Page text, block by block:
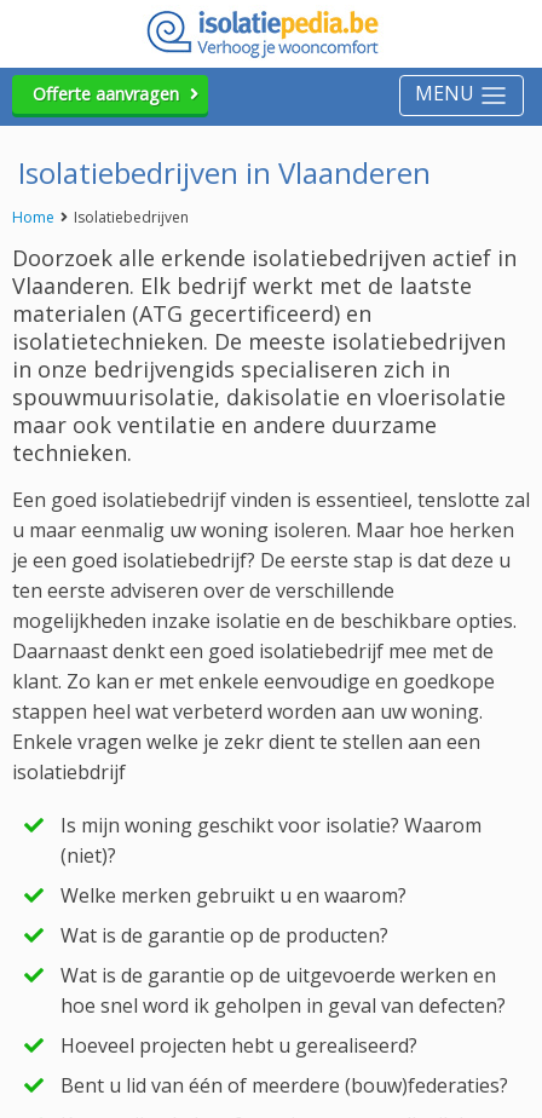
Offerte aanvragen MENU
Isolatiebedrijven in Vlaanderen
Home Isolatiebedrijven
Doorzoek alle erkende isolatiebedrijven actief in
Vlaanderen. Elk bedrijf werkt met de laatste
materialen (ATG gecertificeerd) en
isolatietechnieken. De meeste isolatiebedrijven
in onze bedrijvengids specialiseren zich in
spouwmuurisolatie, dakisolatie en vloerisolatie
maar ook ventilatie en andere duurzame
technieken.
Een goed isolatiebedrijf vinden is essentieel, tenslotte zal
u maar eenmalig uw woning isoleren. Maar hoe herken
je een goed isolatiebedrijf? De eerste stap is dat deze u
ten eerste adviseren over de verschillende
mogelijkheden inzake isolatie en de beschikbare opties.
Daarnaast denkt een goed isolatiebedrijf mee met de
klant. Zo kan er met enkele eenvoudige en goedkope
stappen heel wat verbeterd worden aan uw woning.
Enkele vragen welke je zekr dient te stellen aan een
isolatiebdrijf
Is mijn woning geschikt voor isolatie? Waarom
(niet)?
Welke merken gebruikt u en waarom?
Wat is de garantie op de producten?
Wat is de garantie op de uitgevoerde werken en
hoe snel word ik geholpen in geval van defecten?
Hoeveel projecten hebt u gerealiseerd?
Bent u lid van één of meerdere (bouw)federaties?